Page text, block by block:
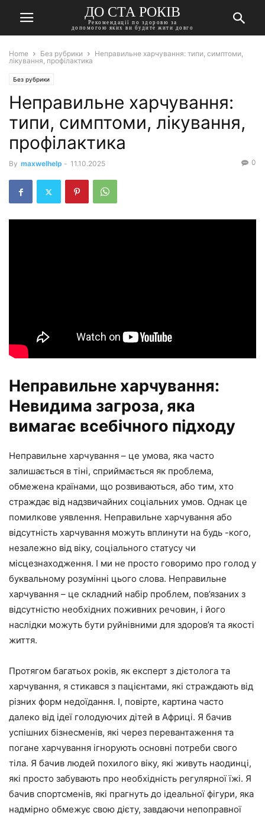
ДО СТА РОКІВ
Рекомендації по здоровю за
допомогою яких ви будите жити довго
Home Без рубрики
Неправильне харчування: типи, симптоми,
лікування, профілактика
Без рубрики
Неправильне харчування:
типи, симптоми, лікування,
профілактика
By maxwelhelp - 11.10.2025 0
Неправильне харчування:
Невидима загроза, яка
вимагає всебічного підходу
Неправильне харчування – це умова, яка часто
залишається в тіні, сприймається як проблема,
обмежена країнами, що розвиваються, або тим, хто
страждає від надзвичайних соціальних умов. Однак це
помилкове уявлення. Неправильне харчування або
відсутність харчування можуть вплинути на будь -кого,
незалежно від віку, соціального статусу чи
місцезнаходження. І ми не просто говоримо про голод у
буквальному розумінні цього слова. Неправильне
харчування – це складний набір проблем, пов’язаних з
відсутністю необхідних поживних речовин, і його
наслідки можуть бути руйнівними для здоров’я та якості
життя.
Протягом багатьох років, як експерт з дієтолога та
харчування, я стикався з пацієнтами, які страждають від
різних форм недоїдання. І, повірте, картина часто
далеко від ідеї голодуючих дітей в Африці. Я бачив
успішних бізнесменів, які через перевантаження та
погане харчування ігнорують основні потреби свого
тіла. Я бачив людей похилого віку, які живуть наодинці,
які просто забувають про необхідність регулярної їжі. Я
бачив спортсменів, які прагнуть до ідеальної фігури, яка
надмірно обмежує свою дієту, завдаючи непоправної